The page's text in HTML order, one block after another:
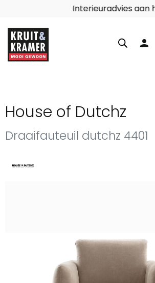
Interieuradvies aan
person
House of Dutchz
Draaifauteuil dutchz 4401